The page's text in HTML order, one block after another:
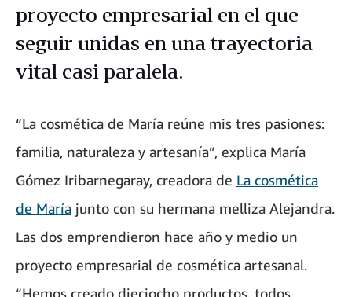
proyecto empresarial en el que
seguir unidas en una trayectoria
vital casi paralela.
“La cosmética de María reúne mis tres pasiones:
familia, naturaleza y artesanía”, explica María
Gómez Iribarnegaray, creadora de La cosmética
de María junto con su hermana melliza Alejandra.
Las dos emprendieron hace año y medio un
proyecto empresarial de cosmética artesanal.
“Hemos creado dieciocho productos, todos